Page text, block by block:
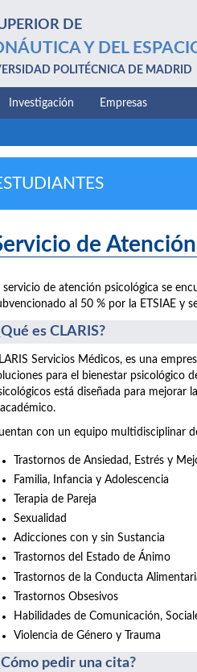
DE
Y DEL
POLITÉCNICA DE MADRID
Investigación Empresas
de
servicio de atención psicológica se
al 50 % por la ETSIAE y
es CLARIS?
Servicios Médicos, es una
para el bienestar psicológico
está diseñada para mejorar
con un equipo multidisciplinar
Trastornos de Ansiedad, Estrés y
Familia, Infancia y Adolescencia
Terapia de Pareja
Sexualidad
Adicciones con y sin Sustancia
Trastornos del Estado de Ánimo
Trastornos de la Conducta
Trastornos Obsesivos
Habilidades de Comunicación,
Violencia de Género y Trauma
pedir una cita?